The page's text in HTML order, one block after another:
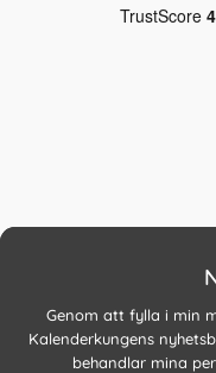
Genom att fylla i min
Kalenderkungens
behandlar mina